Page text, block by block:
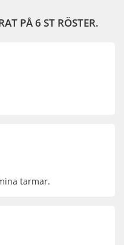
PÅ6 ST RÖSTER.
tarmar.